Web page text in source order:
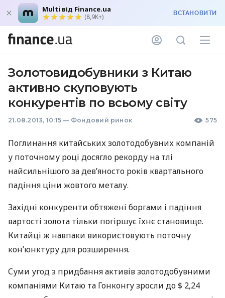
Multi від Finance.ua
(8,9K+) ВСТАНОВИТИ
Золотовидобувники з Китаю
активно скуповують
конкурентів по всьому світу
21.08.2013, 10:15 — Фондовий ринок 575
Поглинання китайських золотодобувних компаній
у поточному році досягло рекорду на тлі
найсильнішого за дев’яносто років квартального
падіння ціни жовтого металу.
Західні конкуренти обтяжені боргами і падіння
вартості золота тільки погіршує їхнє становище.
Китайці ж навпаки використовують поточну
кон’юнктуру для розширення.
Суми угод з придбання активів золотодобувними
компаніями Китаю та Гонконгу зросли до $ 2,24